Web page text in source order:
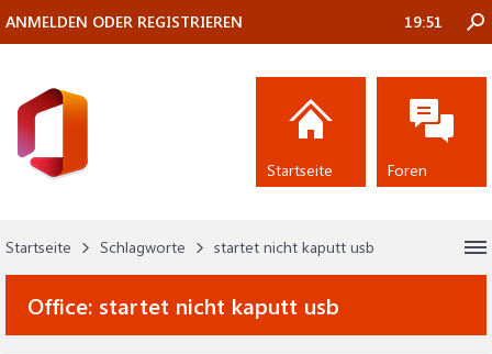
Startseite Schlagworte startet nicht kaputt usb
Office: startet nicht kaputt usb
ANMELDEN ODER REGISTRIEREN 19:51
Startseite Foren